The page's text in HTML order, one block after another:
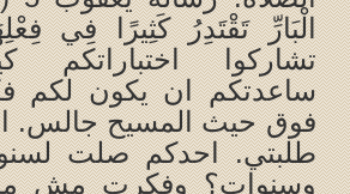
الْبَارِّ تَقْتَدِرُ كَثِيرًا فِي
تشاركوا اختباراتكم
ساعدتكم ان يكون لكم
فوق حيث المسيح جالس.
طلبتي. احدكم صلت
وسنوات؟ وفكرت مش